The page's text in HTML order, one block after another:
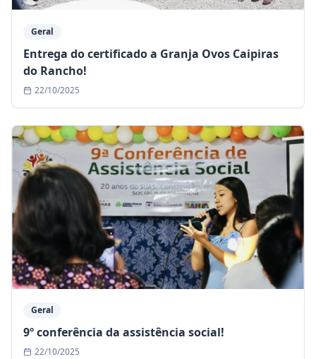
Geral
Entrega do certificado a Granja Ovos Caipiras
do Rancho!
22/10/2025
Geral
9º conferência da assistência social!
22/10/2025